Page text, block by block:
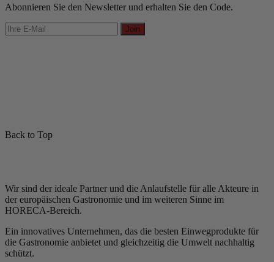
Abonnieren Sie den Newsletter und erhalten Sie den Code.
Join
Back to Top
Wir sind der ideale Partner und die Anlaufstelle für alle Akteure in
der europäischen Gastronomie und im weiteren Sinne im
HORECA-Bereich.
Ein innovatives Unternehmen, das die besten Einwegprodukte für
die Gastronomie anbietet und gleichzeitig die Umwelt nachhaltig
schützt.